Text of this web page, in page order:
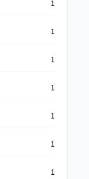
1
1
1
1
1
1
1